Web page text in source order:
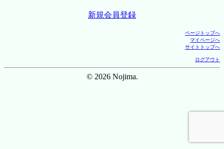
新規会員登録
ページトップへ
マイページへ
サイトトップへ
ログアウト
© 2026 Nojima.